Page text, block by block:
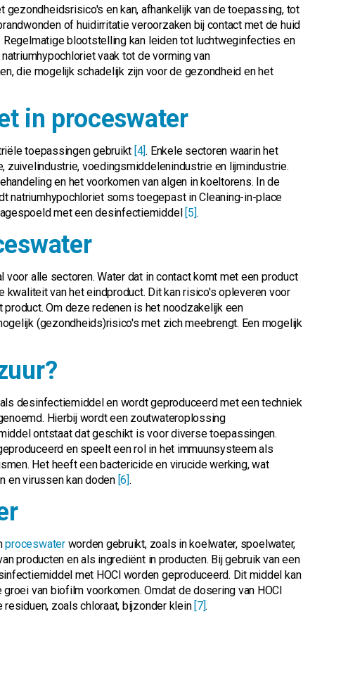
en kan, afhankelijk van de toepassing, tot
of huidirritatie veroorzaken bij contact met de huid
blootstelling kan leiden tot luchtweginfecties en
vaak tot de vorming van
die mogelijk schadelijk zijn voor de gezondheid en het
in proceswater
toepassingen gebruikt [4]. Enkele sectoren waarin het
zuivelindustrie, voedingsmiddelenindustrie en lijmindustrie.
en het voorkomen van algen in koeltorens. In de
natriumhypochloriet soms toegepast in Cleaning-in-place
met een desinfectiemiddel [5].
alle sectoren. Water dat in contact komt met een product
van het eindproduct. Dit kan risico's opleveren voor
Om deze redenen is het noodzakelijk een
(gezondheids)risico's met zich meebrengt. Een mogelijk
desinfectiemiddel en wordt geproduceerd met een techniek
Hierbij wordt een zoutwateroplossing
ontstaat dat geschikt is voor diverse toepassingen.
en speelt een rol in het immuunsysteem als
Het heeft een bactericide en virucide werking, wat
en virussen kan doden [6].
proceswaterworden gebruikt, zoals in koelwater, spoelwater,
producten en als ingrediënt in producten. Bij gebruik van een
met HOCl worden geproduceerd. Dit middel kan
van biofilm voorkomen. Omdat de dosering van HOCl
zoals chloraat, bijzonder klein [7].